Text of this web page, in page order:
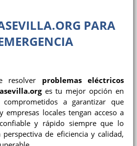
PARA
resolver problemas eléctricos
es tu mejor opción en
comprometidos a garantizar que
empresas locales tengan acceso a
y rápido siempre que lo
perspectiva de eficiencia y calidad,